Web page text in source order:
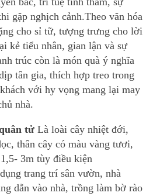
gặp nghịch cảnh.Theo văn hóa
cho sỉ tữ, tượng trưng cho lời
kẻ tiểu nhân, gian lận và sự
trúc còn là món quà ý nghĩa
tân gia, thích hợp treo trong
với hy vọng mang lại may
nhà.
tử Là loài cây nhiệt đới,
thân cây có màu vàng tươi,
3m tùy điều kiện
trang trí sân vườn, nhà
dẫn vào nhà, trồng làm bờ rào